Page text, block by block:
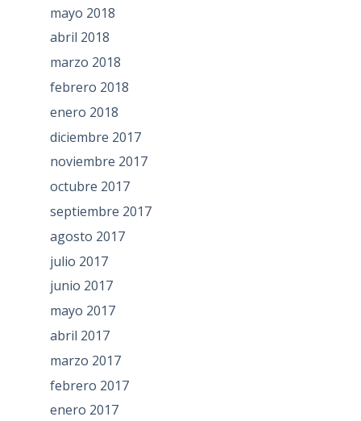
mayo 2018
abril 2018
marzo 2018
febrero 2018
enero 2018
diciembre 2017
noviembre 2017
octubre 2017
septiembre 2017
agosto 2017
julio 2017
junio 2017
mayo 2017
abril 2017
marzo 2017
febrero 2017
enero 2017